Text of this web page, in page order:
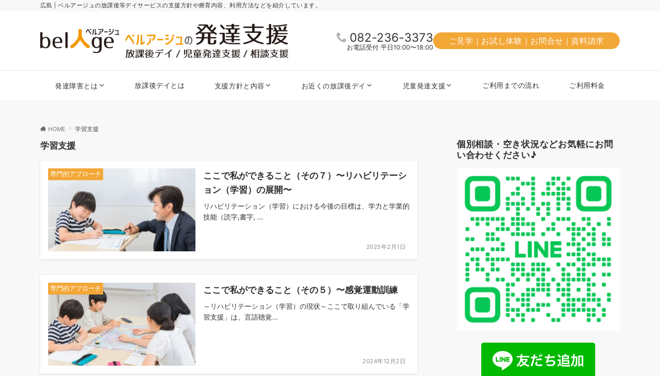
広島 | ベルアージュの放課後等デイサービスの支援方針や療育内容、利用方法などを紹介しています。
082-236-3373
お電話受付 平日10:00〜18:00
ご見学｜お試し体験｜お問合せ｜資料請求
発達障害とは 放課後デイとは 支援方針と内容 お近くの放課後デイ 児童発達支援 ご利用までの流れ ご利用料金
HOME 学習支援
学習支援
専門的アプローチ
ここで私ができること（その７）〜リハビリテーシ
ョン（学習）の展開〜
リハビリテーション（学習）における今後の目標は、学力と学業的
技能（読字,書字, ...
2025年2月1日
専門的アプローチ ここで私ができること（その５）〜感覚運動訓練
～リハビリテーション（学習）の現状～ここで取り組んでいる「学
習支援」は、言語聴覚...
2024年12月2日
個別相談・空き状況などお気軽にお問
い合わせください♪